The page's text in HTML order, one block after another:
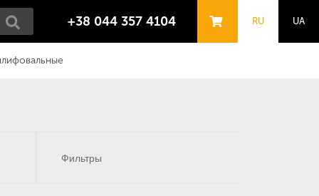
+38 044 357 4104 RU UA
Фильтры